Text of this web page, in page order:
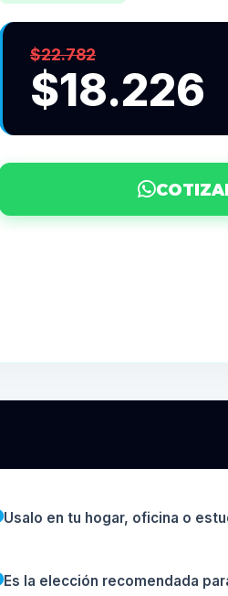
$22.782
$18.226
Usalo en tu hogar, oficina o
Es la elección recomendada